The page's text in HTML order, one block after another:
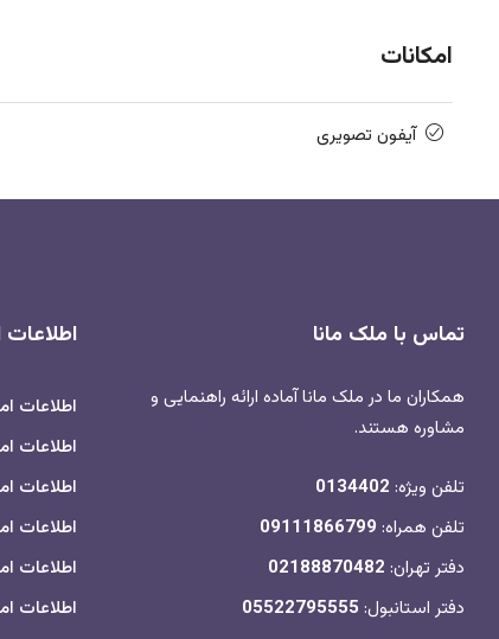
امکانات
آیفون تصویری
تماس با ملک مانا
همکاران ما در ملک مانا آماده ارائه راهنمایی و
مشاوره هستند.
تلفن ویژه: 0134402
تلفن همراه: 09111866799
دفتر تهران: 02188870482
دفتر استانبول: 05522795555
اطلاعات
اطلاعات
اطلاعات
اطلاعات
اطلاعات
اطلاعات